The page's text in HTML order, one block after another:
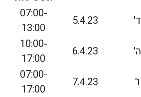
ד' 5.4.23
07:00-
13:00
ה' 6.4.23
10:00-
17:00
ו' 7.4.23
07:00-
17:00